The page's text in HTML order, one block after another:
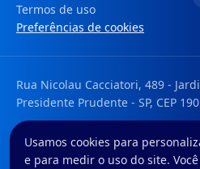
Termos de uso
Preferências de cookies
Rua Nicolau Cacciatori, 489 -
Presidente Prudente - SP, CEP
Tem uma dúvida ou sugestão?
faleconosco@foregon.com
Usamos cookies para
e para medir o uso do site.